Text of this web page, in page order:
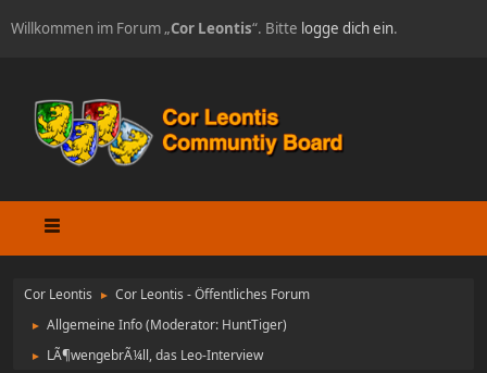
Willkommen im Forum „Cor Leontis“. Bitte logge dich ein.
Cor Leontis ► Cor Leontis - Öffentliches Forum
► Allgemeine Info(Moderator: HuntTiger)
► LÃ¶wengebrÃ¼ll, das Leo-Interview